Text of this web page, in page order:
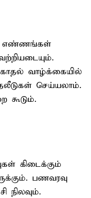
எண்ணங்கள்
காதல் வாழ்க்கையில்
செய்யலாம்.
கூடும்.
கிடைக்கும்
பணவரவு
நிலவும்.